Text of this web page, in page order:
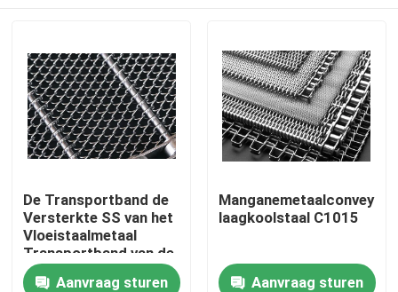
De Transportband de
Versterkte SS van het
Vloeistaalmetaal
Transportband van de
Kettingsverbinding
Aanvraag sturen
laagkoolstaal C1015
Aanvraag sturen